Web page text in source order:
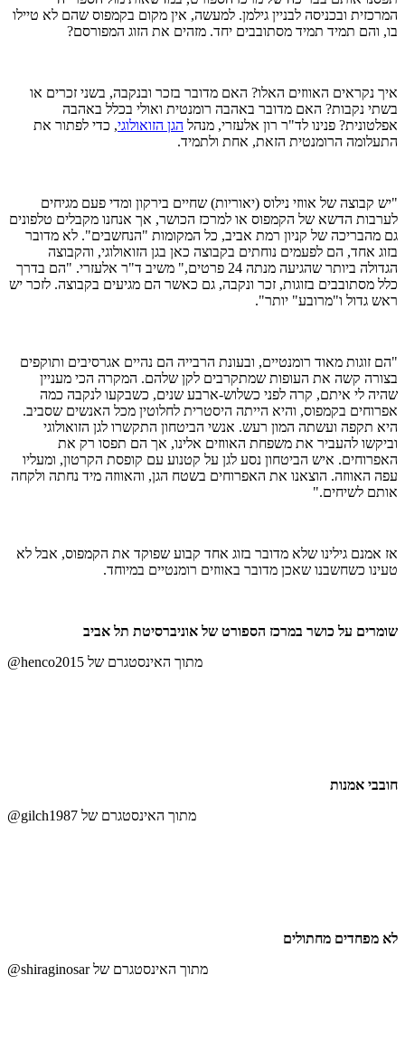
המרכזית ובכניסה לבניין גילמן. למעשה, אין מקום בקמפוס שהם לא טיילו
בו, והם תמיד תמיד מסתובבים יחד. מזהים את הזוג המפורסם?
איך נקראים האווזים האלו? האם מדובר בזכר ובנקבה, בשני זכרים או
בשתי נקבות? האם מדובר באהבה רומנטית ואולי בכלל באהבה
אפלטונית? פנינו לד"ר רון אלעזרי, מנהל הגן הזואולוגי, כדי לפתור את
התעלומה הרומנטית הזאת, אחת ולתמיד.
"יש קבוצה של אווזי נילוס (יאוריות) שחיים בירקון ומדי פעם מגיחים
לערבות הדשא של הקמפוס או למרכז הכושר, אך אנחנו מקבלים טלפונים
גם מהבריכה של קניון רמת אביב, כל המקומות "הנחשבים". לא מדובר
בזוג אחד, הם לפעמים נוחתים בקבוצה כאן בגן הזואולוגי, והקבוצה
הגדולה ביותר שהגיעה מנתה 24 פרטים," משיב ד"ר אלעזרי. "הם בדרך
כלל מסתובבים בזוגות, זכר ונקבה, גם כאשר הם מגיעים בקבוצה. לזכר יש
ראש גדול ו"מרובע" יותר".
"הם זוגות מאוד רומנטיים, ובעונת הרבייה הם נהיים אגרסיבים ותוקפים
בצורה קשה את העופות שמתקרבים לקן שלהם. המקרה הכי מעניין
שהיה לי איתם, קרה לפני כשלוש-ארבע שנים, כשבקעו לנקבה כמה
אפרוחים בקמפוס, והיא הייתה היסטרית לחלוטין מכל האנשים שסביב.
היא תקפה ועשתה המון רעש. אנשי הביטחון התקשרו לגן הזואולוגי
וביקשו להעביר את משפחת האווזים אלינו, אך הם תפסו רק את
האפרוחים. איש הביטחון נסע לגן על קטנוע עם קופסת הקרטון, ומעליו
עפה האווזה. הוצאנו את האפרוחים בשטח הגן, והאווזה מיד נחתה ולקחה
אותם לשיחים."
אז אמנם גילינו שלא מדובר בזוג אחד קבוע שפוקד את הקמפוס, אבל לא
טעינו כשחשבנו שאכן מדובר באווזים רומנטיים במיוחד.
שומרים על כושר במרכז הספורט של אוניברסיטת תל אביב
@henco2015 מתוך האינסטגרם של
חובבי אמנות
@gilch1987 מתוך האינסטגרם של
לא מפחדים מחתולים
@shiraginosar מתוך האינסטגרם של